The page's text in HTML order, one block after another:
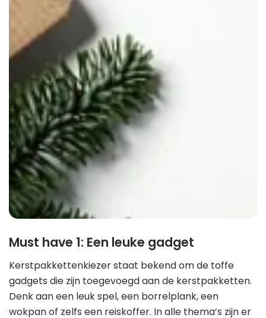
Must have 1: Een leuke gadget
Kerstpakkettenkiezer staat bekend om de toffe
gadgets die zijn toegevoegd aan de kerstpakketten.
Denk aan een leuk spel, een borrelplank, een
wokpan of zelfs een reiskoffer. In alle thema’s zijn er